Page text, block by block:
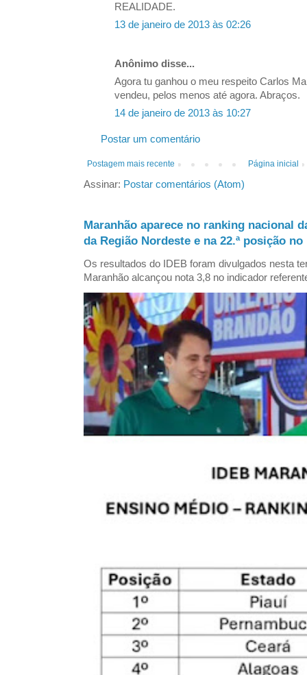
REALIDADE.
13 de janeiro de 2013 às 02:26
Anônimo disse...
Agora tu ganhou o meu respeito Carlos
vendeu, pelos menos até agora. Abraços.
14 de janeiro de 2013 às 10:27
Postar um comentário
Postagem mais recente Página inicial
Assinar: Postar comentários (Atom)
Maranhão aparece no ranking nacional
da Região Nordeste e na 22.ª posição
Os resultados do IDEB foram divulgados nesta
Maranhão alcançou nota 3,8 no indicador